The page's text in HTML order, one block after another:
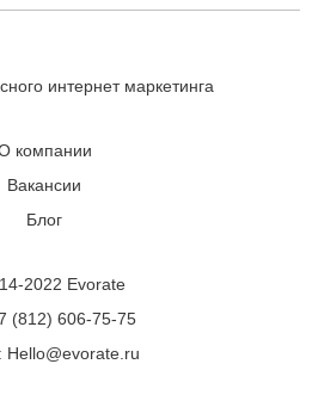
интернет маркетинга
компании
Вакансии
Блог
2022 Evorate
(812) 606-75-75
Hello@evorate.ru